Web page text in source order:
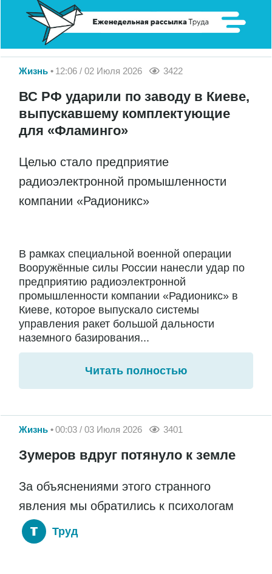
Жизнь 12:06 / 02 Июля 2026 3422
ВС РФ ударили по заводу в Киеве,
выпускавшему комплектующие
для «Фламинго»
Целью стало предприятие
радиоэлектронной промышленности
компании «Радионикс»
В рамках специальной военной операции
Вооружённые силы России нанесли удар по
предприятию радиоэлектронной
промышленности компании «Радионикс» в
Киеве, которое выпускало системы
управления ракет большой дальности
наземного базирования...
Читать полностью
Жизнь 00:03 / 03 Июля 2026 3401
Зумеров вдруг потянуло к земле
За объяснениями этого странного
явления мы обратились к психологам
Труд